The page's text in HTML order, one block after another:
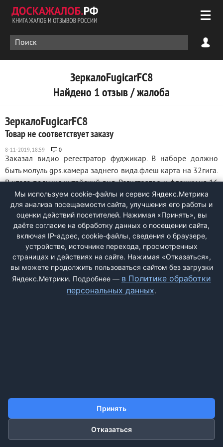
ЗеркалоFugicarFC8
Найдено 1 отзыв / жалоба
ЗеркалоFugicarFC8
Товар не соответствует заказу
0
Заказал видио регестратор фуджикар. В наборе должно
быть молуль gps.камера заднего вида.флеш карта на 32гига.
В итоге получил китайский вид. Регистратор и флешку на 16
гиг. Ширпотреб. Простой развод. ...
ДОБАВИТЬ ЖАЛОБУ
КОНТАКТЫ
Мы используем cookie-файлы и сервис Яндекс.Метрика
для анализа посещаемости сайта, улучшения его работы и
оценки действий посетителей. Нажимая «Принять», вы
даёте согласие на обработку данных о посещении сайта,
включая IP-адрес, cookie-файлы, сведения о браузере,
устройстве, источнике перехода, просмотренных
страницах и действиях на сайте. Нажимая «Отказаться»,
вы можете продолжить пользоваться сайтом без загрузки
Яндекс.Метрики. Подробнее — в Политике обработки
персональных данных.
Принять
Отказаться